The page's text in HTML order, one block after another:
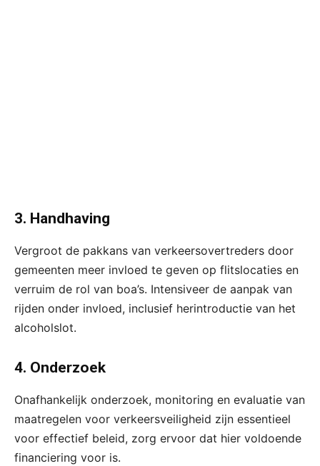
3. Handhaving
Vergroot de pakkans van verkeersovertreders door
gemeenten meer invloed te geven op flitslocaties en
verruim de rol van boa’s. Intensiveer de aanpak van
rijden onder invloed, inclusief herintroductie van het
alcoholslot.
4. Onderzoek
Onafhankelijk onderzoek, monitoring en evaluatie van
maatregelen voor verkeersveiligheid zijn essentieel
voor effectief beleid, zorg ervoor dat hier voldoende
financiering voor is.